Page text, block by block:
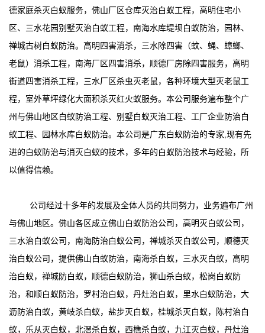
德家庭杀灭白蚁服务，佛山厂区仓库灭治白蚁工程，高明住宅小
区、三水花园别墅灭治白蚁工程，南海水库堤坝白蚁防治，园林、
禅城古树白蚁防治。高明四害消杀，三水除四害（蚊、蝇、蟑螂、
老鼠）消杀工程，南海厂区四害消杀，顺德厂房除四害服务，高明
街道四害消杀工程，三水厂区杀虫灭老鼠，各种环境大型灭老鼠工
程，室外草坪绿化大面积杀灭红火蚁服务。本公司服务遍布整个广
州与佛山地区白蚁防治工程、别墅白蚁灭治工程、工厂企业防治白
蚁工程、园林水库白蚁防治。本公司是广东白蚁防治的专家,现有先
进的白蚁防治与消灭白蚁的技术，多年的白蚁防治技术与经验，所
以值得信赖。
公司经过十多年的发展及全体人员的共同努力，业务遍布广州
与佛山地区。佛山各区成立佛山白蚁防治公司，高明灭白蚁公司，
三水治白蚁公司，南海防治白蚁公司，禅城杀灭白蚁公司，顺德灭
治白蚁公司，提供佛山白蚁防治，南海杀白蚁，三水灭白蚁，高明
治白蚁，禅城防白蚁，顺德白蚁防治，狮山杀白蚁，松岗白蚁防
治，和顺白蚁防治，罗村治白蚁，丹灶治白蚁，里水白蚁防治，大
沥防治白蚁，黄岐杀白蚁，盐步灭白蚁，桂城杀灭白蚁，陈村治白
蚁，乐从灭白蚁，北滘杀白蚁，西樵杀白蚁，九江灭白蚁，丹灶治